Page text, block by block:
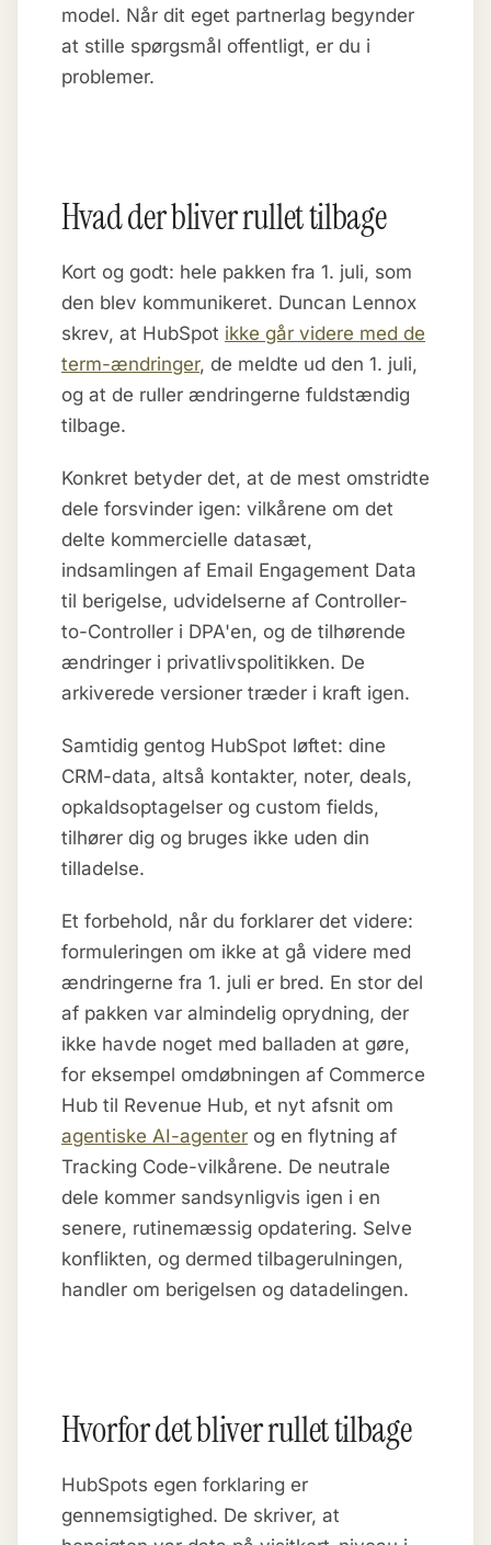
model. Når dit eget partnerlag begynder
at stille spørgsmål offentligt, er du i
problemer.
Hvad der bliver rullet tilbage
Kort og godt: hele pakken fra 1. juli, som
den blev kommunikeret. Duncan Lennox
skrev, at HubSpot ikke går videre med de
term-ændringer, de meldte ud den 1. juli,
og at de ruller ændringerne fuldstændig
tilbage.
Konkret betyder det, at de mest omstridte
dele forsvinder igen: vilkårene om det
delte kommercielle datasæt,
indsamlingen af Email Engagement Data
til berigelse, udvidelserne af Controller-
to-Controller i DPA'en, og de tilhørende
ændringer i privatlivspolitikken. De
arkiverede versioner træder i kraft igen.
Samtidig gentog HubSpot løftet: dine
CRM-data, altså kontakter, noter, deals,
opkaldsoptagelser og custom fields,
tilhører dig og bruges ikke uden din
tilladelse.
Et forbehold, når du forklarer det videre:
formuleringen om ikke at gå videre med
ændringerne fra 1. juli er bred. En stor del
af pakken var almindelig oprydning, der
ikke havde noget med balladen at gøre,
for eksempel omdøbningen af Commerce
Hub til Revenue Hub, et nyt afsnit om
agentiske AI-agenter og en flytning af
Tracking Code-vilkårene. De neutrale
dele kommer sandsynligvis igen i en
senere, rutinemæssig opdatering. Selve
konflikten, og dermed tilbagerulningen,
handler om berigelsen og datadelingen.
Hvorfor det bliver rullet tilbage
HubSpots egen forklaring er
gennemsigtighed. De skriver, at